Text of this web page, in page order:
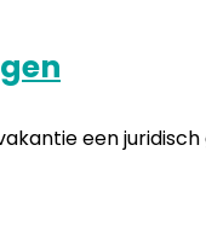
een juridisch